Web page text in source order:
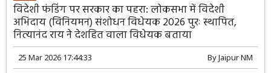
विदेशी फंडिंग पर सरकार का पहरा: लोकसभा में विदेशी
अभिदाय (विनियमन) संशोधन विधेयक 2026 पुरः स्थापित,
नित्यानंद राय ने देशहित वाला विधेयक बताया
25 Mar 2026 17:44:33 ByJaipur NM